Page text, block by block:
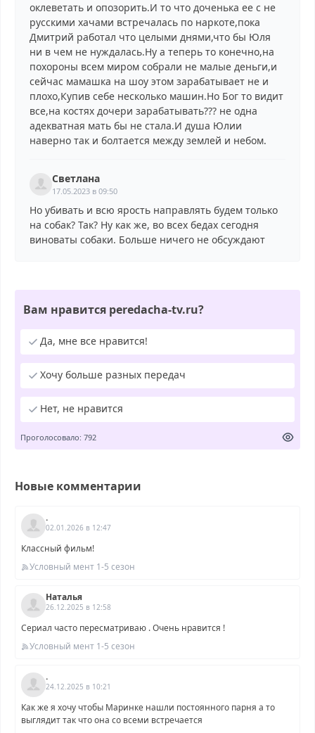
оклеветать и опозорить.И то что доченька ее с не
русскими хачами встречалась по наркоте,пока
Дмитрий работал что целыми днями,что бы Юля
ни в чем не нуждалась.Ну а теперь то конечно,на
похороны всем миром собрали не малые деньги,и
сейчас мамашка на шоу этом зарабатывает не и
плохо,Купив себе несколько машин.Но Бог то видит
все,на костях дочери зарабатывать??? не одна
адекватная мать бы не стала.И душа Юлии
наверно так и болтается между землей и небом.
Светлана
17.05.2023 в 09:50
Но убивать и всю ярость направлять будем только
на собак? Так? Ну как же, во всех бедах сегодня
виноваты собаки. Больше ничего не обсуждают
Вам нравится peredacha-tv.ru?
Да, мне все нравится!
Хочу больше разных передач
Нет, не нравится
Проголосовало: 792
Новые комментарии
.
02.01.2026 в 12:47
Классный фильм!
Условный мент 1-5 сезон
Наталья
26.12.2025 в 12:58
Сериал часто пересматриваю . Очень нравится !
Условный мент 1-5 сезон
.
24.12.2025 в 10:21
Как же я хочу чтобы Маринке нашли постоянного парня а то
выглядит так что она со всеми встречается